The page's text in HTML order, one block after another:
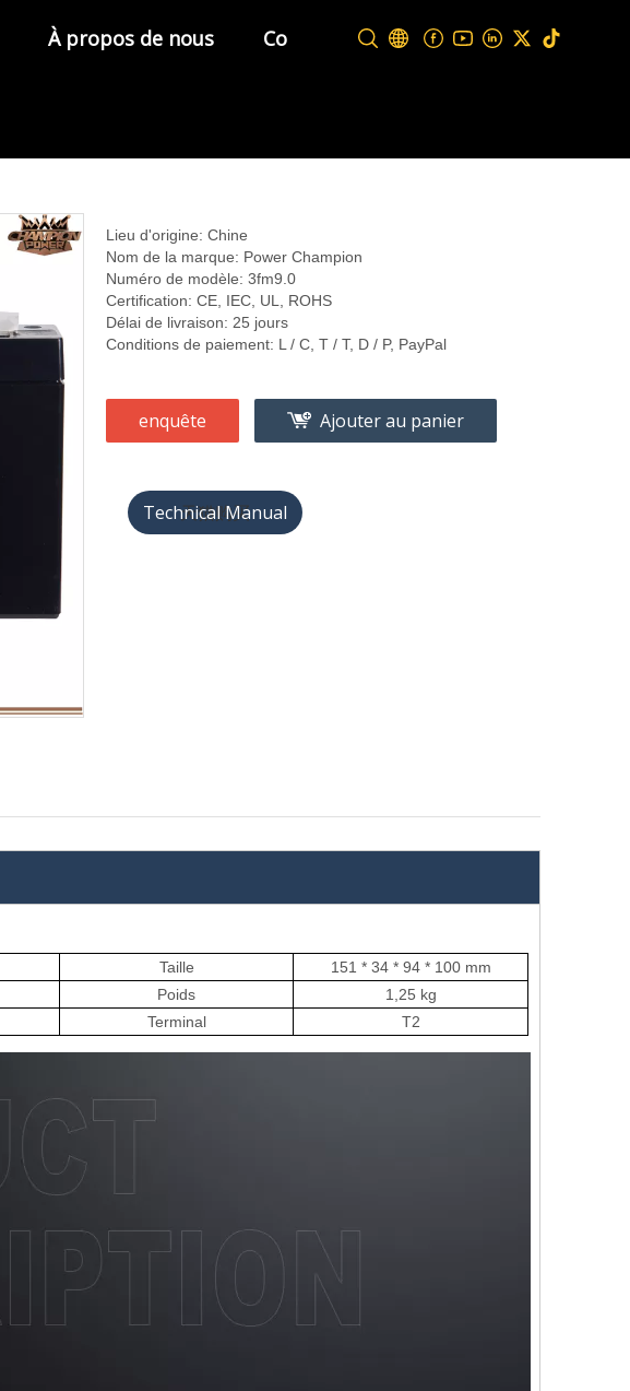
À propos de nous Contactez-nous
Lieu d'origine: Chine
Nom de la marque: Power Champion
Numéro de modèle: 3fm9.0
Certification: CE, IEC, UL, ROHS
Délai de livraison: 25 jours
Conditions de paiement: L / C, T / T, D / P, PayPal
enquête Ajouter au panier
天猫购买
Taille
151 * 34 * 94 * 100 mm
Poids
1,25 kg
Terminal T2